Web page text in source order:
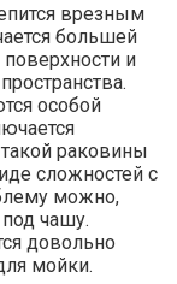
врезным
большей
и
особой
раковины
сложностей с
можно,
чашу.
довольно
мойки.